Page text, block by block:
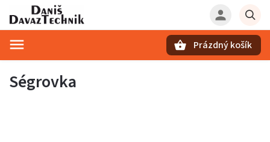
Prázdný košík
Ségrovka